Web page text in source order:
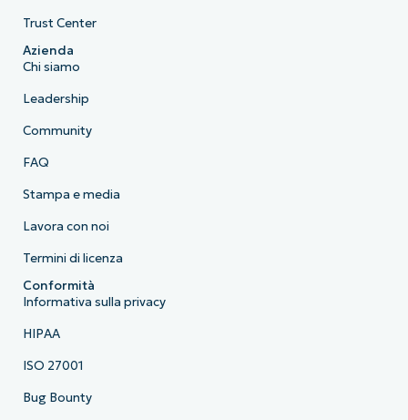
Trust Center
Azienda
Chi siamo
Leadership
Community
FAQ
Stampa e media
Lavora con noi
Termini di licenza
Conformità
Informativa sulla privacy
HIPAA
ISO 27001
Bug Bounty